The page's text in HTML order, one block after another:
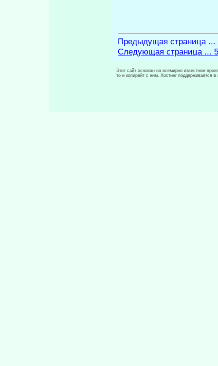
Предыдущая страница ...
Следующая страница ...
Этот сайт основан на всемирно известном
то и копирайт с ним. Хостинг поддерживается